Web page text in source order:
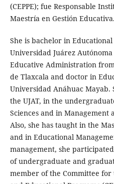
(CEPPE); fue Responsable
Maestría en Gestión Educativa.
She is bachelor in
Universidad Juárez
Educative Administration
de Tlaxcala and doctor in
Universidad Anáhuac Mayab.
the UJAT, in the
Sciences and in Management
Also, she has taught in the
and in Educational
management, she
of undergraduate and
member of the Committee for